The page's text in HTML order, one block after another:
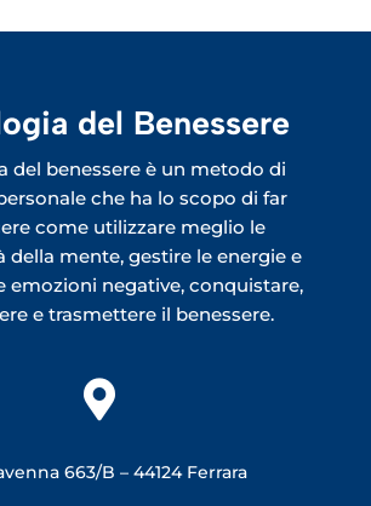
del Benessere
del benessere è un metodo di
che ha lo scopo di far
come utilizzare meglio le
della mente, gestire le energie e
emozioni negative, conquistare,
e trasmettere il benessere.

663/B – 44124 Ferrara